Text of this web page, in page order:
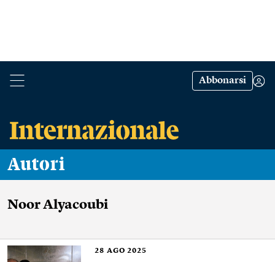
Abbonarsi
Autori
Noor Alyacoubi
28 AGO 2025